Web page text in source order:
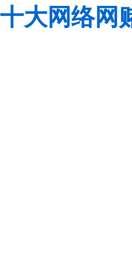
十大网络网